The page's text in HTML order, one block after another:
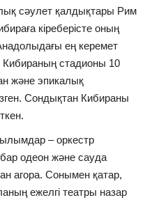
сәулет қалдықтары Рим
кіреберісте оның
ең керемет
Кибираның стадионы 10
және эпикалық
Сондықтан Кибираны
– оркестр
одеон және сауда
агора. Сонымен қатар,
ежелгі театры назар